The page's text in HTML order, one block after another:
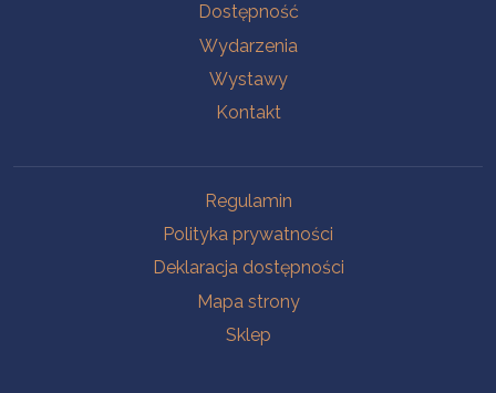
Dostępność
Wydarzenia
Wystawy
Kontakt
Regulamin
Polityka prywatności
Deklaracja dostępności
Mapa strony
Sklep